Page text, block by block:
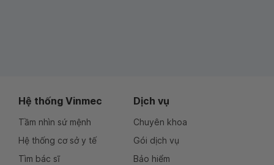
Hệ thống Vinmec
Tầm nhìn sứ mệnh
Hệ thống cơ sở y tế
Tìm bác sĩ
Dịch vụ
Chuyên khoa
Gói dịch vụ
Bảo hiểm